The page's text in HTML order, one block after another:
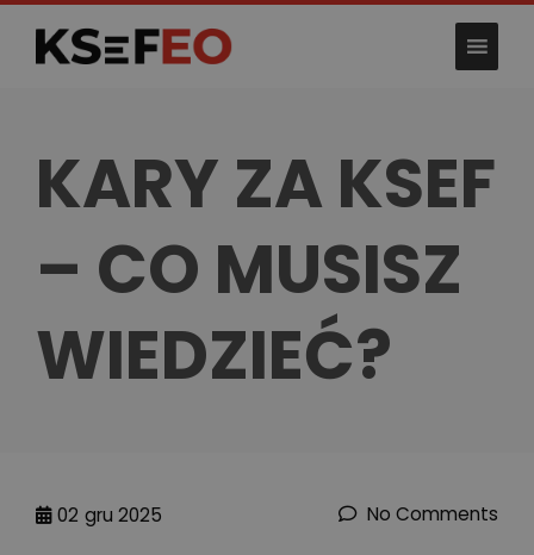
Skip
KARY ZA KSEF
– CO MUSISZ
WIEDZIEĆ?
02 gru 2025 No Comments